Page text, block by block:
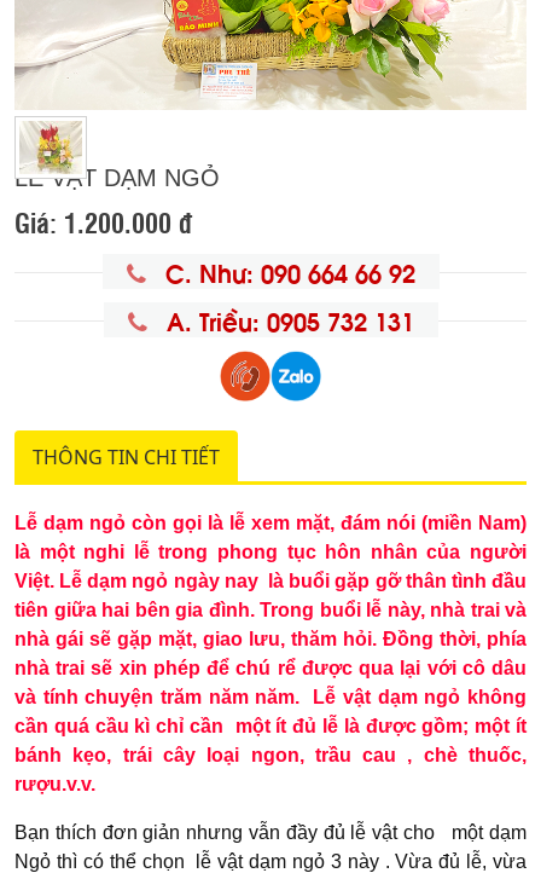
LỄ VẬT DẠM NGỎ
Giá: 1.200.000 đ
C. Như: 090 664 66 92
A. Triều: 0905 732 131
THÔNG TIN CHI TIẾT
Lễ dạm ngỏ còn gọi là lễ xem mặt, đám nói (miền Nam)
là một nghi lễ trong phong tục hôn nhân của người
Việt. Lễ dạm ngỏ ngày nay là buổi gặp gỡ thân tình đầu
tiên giữa hai bên gia đình. Trong buổi lễ này, nhà trai và
nhà gái sẽ gặp mặt, giao lưu, thăm hỏi. Đồng thời, phía
nhà trai sẽ xin phép để chú rể được qua lại với cô dâu
và tính chuyện trăm năm năm. Lễ vật dạm ngỏ không
cần quá cầu kì chỉ cần một ít đủ lễ là được gồm; một ít
bánh kẹo, trái cây loại ngon, trầu cau , chè thuốc,
rượu.v.v.
Bạn thích đơn giản nhưng vẫn đầy đủ lễ vật cho một dạm
Ngỏ thì có thể chọn lễ vật dạm ngỏ 3 này . Vừa đủ lễ, vừa